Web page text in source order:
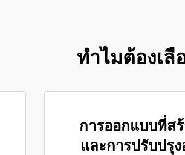
ทำไมต้องเลื
การออกแบบที่ส
และการปรับปรุ